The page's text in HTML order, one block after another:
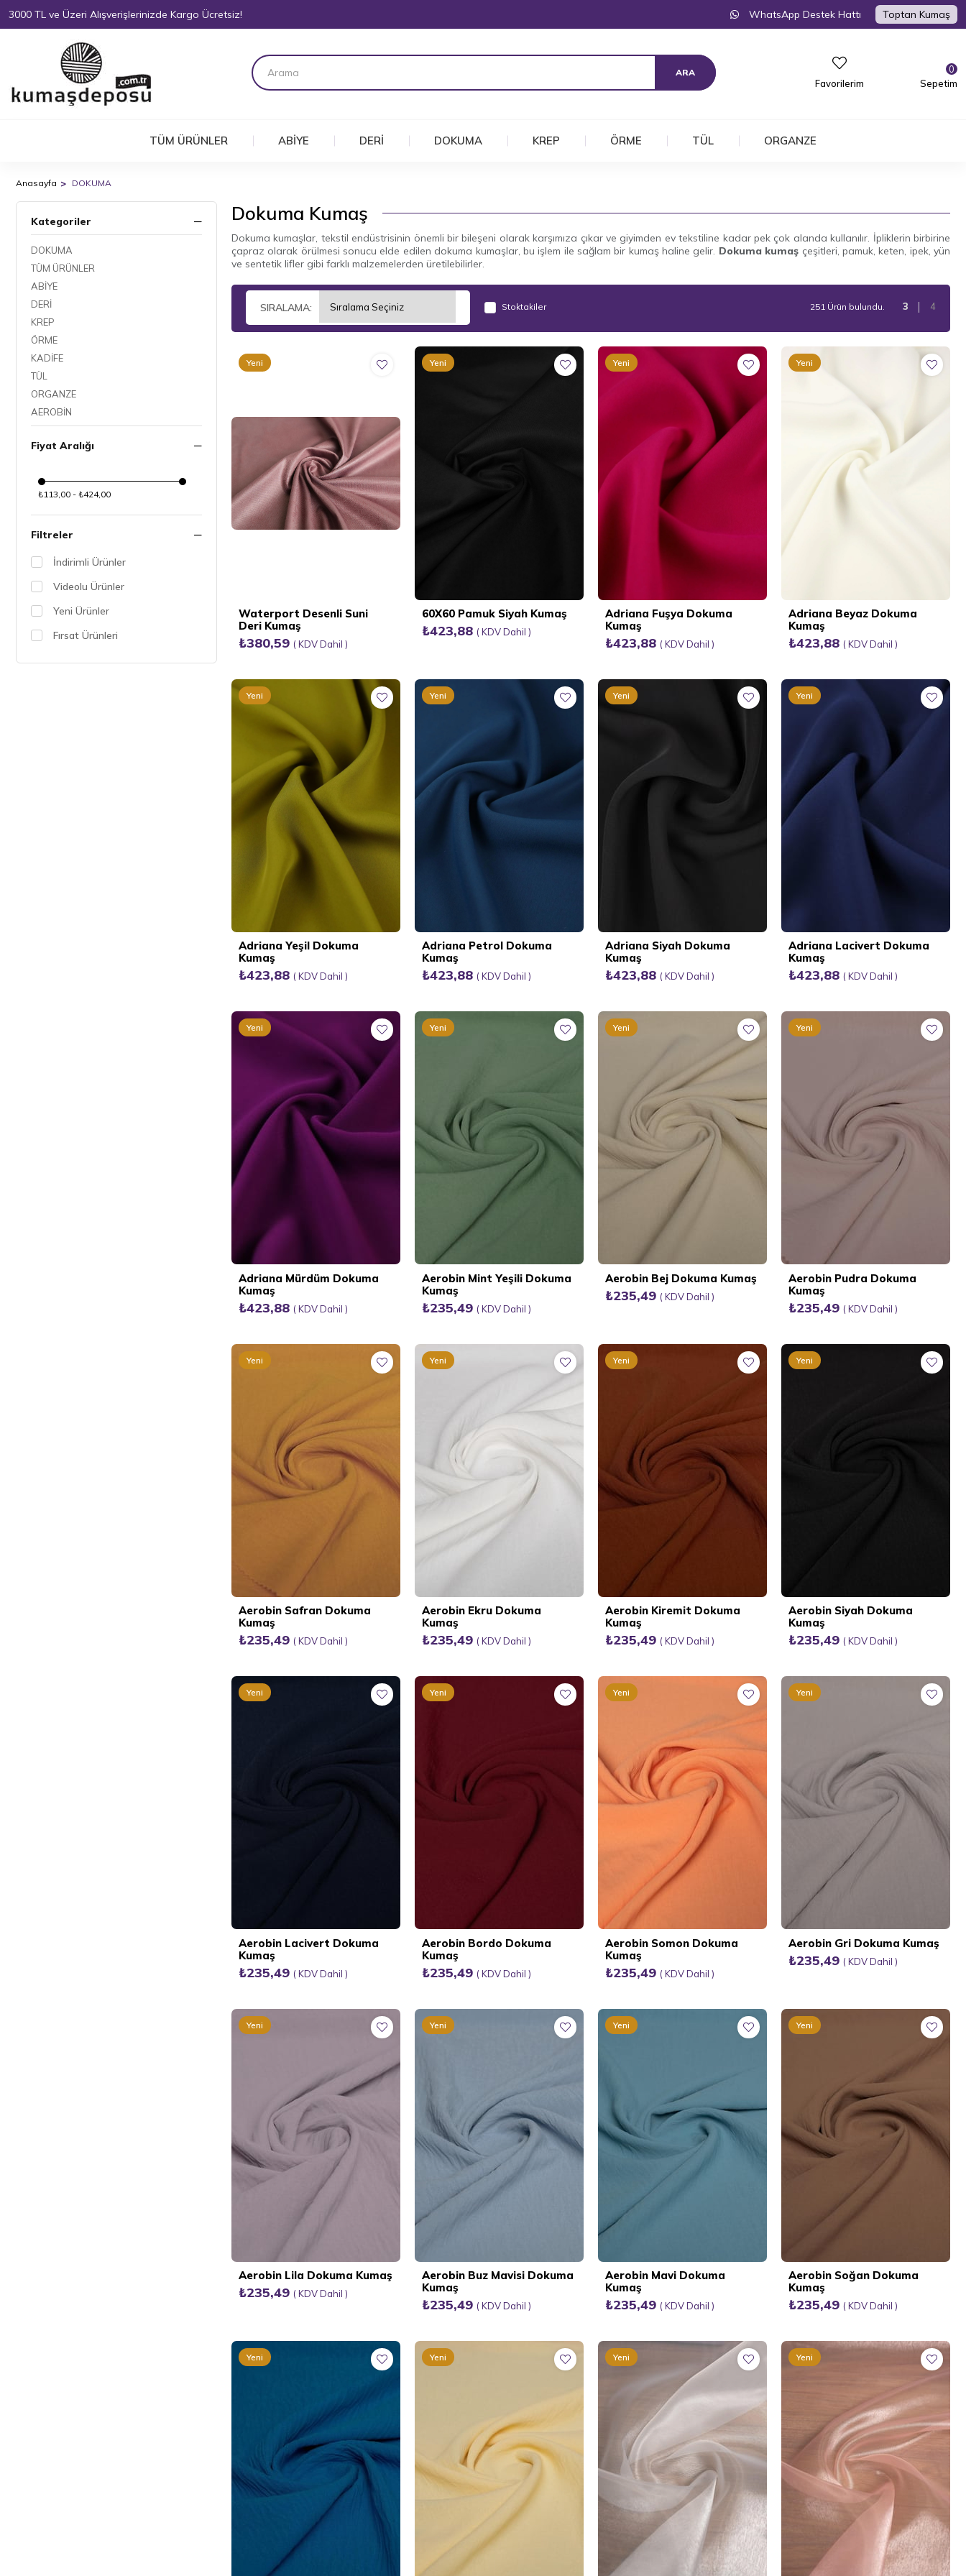
3000 TL ve Üzeri Alışverişlerinizde Kargo Ücretsiz! WhatsApp Destek Hattı Toptan Kumaş
Sepetim
0
Favorilerim
TÜM ÜRÜNLER ABİYE DERİ DOKUMA KREP ÖRME TÜL ORGANZE
Anasayfa DOKUMA
Kategoriler
DOKUMA
TÜM ÜRÜNLER
ABİYE
DERİ
KREP
ÖRME
KADİFE
TÜL
ORGANZE
AEROBİN
Fiyat Aralığı
₺113,00 - ₺424,00
Filtreler
İndirimli Ürünler
Videolu Ürünler
Yeni Ürünler
Fırsat Ürünleri
Dokuma Kumaş
Dokuma kumaşlar, tekstil endüstrisinin önemli bir bileşeni olarak karşımıza çıkar ve giyimden ev tekstiline kadar pek çok alanda kullanılır. İpliklerin birbirine
çapraz olarak örülmesi sonucu elde edilen dokuma kumaşlar, bu işlem ile sağlam bir kumaş haline gelir. Dokuma kumaş çeşitleri, pamuk, keten, ipek, yün
ve sentetik lifler gibi farklı malzemelerden üretilebilirler.
Stoktakiler 251 Ürün
Waterport Desenli Suni
Deri Kumaş
₺380,59 KDV Dahil
Yeni
60X60 Pamuk Siyah Kumaş
₺423,88 KDV Dahil
Yeni
Adriana Fuşya Dokuma
Kumaş
₺423,88 KDV Dahil
Yeni
Adriana Beyaz Dokuma
Kumaş
₺423,88 KDV Dahil
Yeni
Adriana Yeşil Dokuma
Kumaş
₺423,88 KDV Dahil
Yeni
Adriana Petrol Dokuma
Kumaş
₺423,88 KDV Dahil
Yeni
Adriana Siyah Dokuma
Kumaş
₺423,88 KDV Dahil
Yeni
Adriana Lacivert Dokuma
Kumaş
₺423,88 KDV Dahil
Yeni
Adriana Mürdüm Dokuma
Kumaş
₺423,88 KDV Dahil
Yeni
Aerobin Mint Yeşili Dokuma
Kumaş
₺235,49 KDV Dahil
Yeni
Aerobin Bej Dokuma Kumaş
₺235,49 KDV Dahil
Yeni
Aerobin Pudra Dokuma
Kumaş
₺235,49 KDV Dahil
Yeni
Aerobin Safran Dokuma
Kumaş
₺235,49 KDV Dahil
Yeni
Aerobin Ekru Dokuma
Kumaş
₺235,49 KDV Dahil
Yeni
Aerobin Kiremit Dokuma
Kumaş
₺235,49 KDV Dahil
Yeni
Aerobin Siyah Dokuma
Kumaş
₺235,49 KDV Dahil
Yeni
Aerobin Lacivert Dokuma
Kumaş
₺235,49 KDV Dahil
Yeni
Aerobin Bordo Dokuma
Kumaş
₺235,49 KDV Dahil
Yeni
Aerobin Somon Dokuma
Kumaş
₺235,49 KDV Dahil
Yeni
Aerobin Gri Dokuma Kumaş
₺235,49 KDV Dahil
Yeni
Aerobin Lila Dokuma Kumaş
₺235,49 KDV Dahil
Yeni
Aerobin Buz Mavisi Dokuma
Kumaş
₺235,49 KDV Dahil
Yeni
Aerobin Mavi Dokuma
Kumaş
₺235,49 KDV Dahil
Yeni
Aerobin Soğan Dokuma
Kumaş
₺235,49 KDV Dahil
Yeni
Yeni
Yeni
Yeni
Yeni